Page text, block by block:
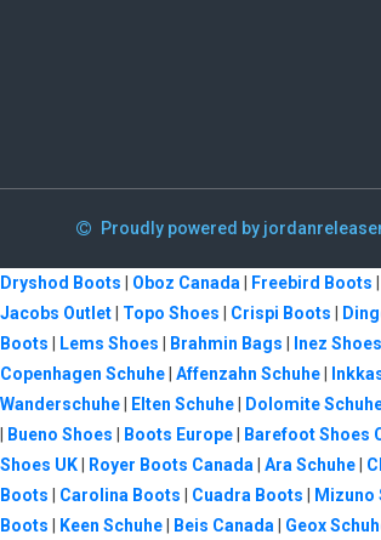
Proudly powered by
Dryshod Boots Oboz Canada Freebird Boots
Jacobs Outlet
Topo Shoes Crispi Boots
Boots
Lems Shoes Brahmin Bags Inez Shoes
Copenhagen Schuhe Affenzahn Schuhe
Wanderschuhe
Elten Schuhe Dolomite
Bueno Shoes Boots Europe Barefoot Shoes
Shoes UK
Royer Boots Canada Ara Schuhe
Boots
Carolina Boots Cuadra Boots Mizuno
Boots
Keen Schuhe Beis Canada Geox